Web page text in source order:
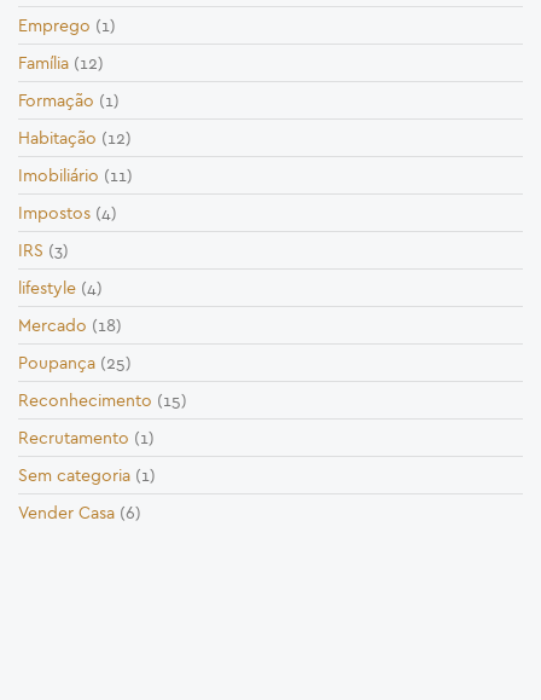
Emprego (1)
Família (12)
Formação (1)
Habitação (12)
Imobiliário (11)
Impostos (4)
IRS (3)
lifestyle (4)
Mercado (18)
Poupança (25)
Reconhecimento (15)
Recrutamento (1)
Sem categoria (1)
Vender Casa (6)